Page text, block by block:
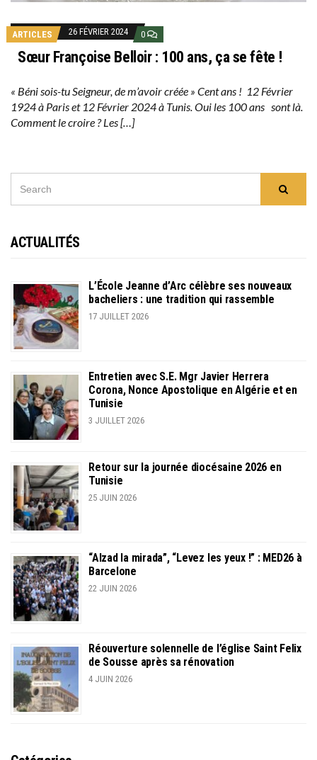
ARTICLES 26 FÉVRIER 2024 0
Sœur Françoise Belloir : 100 ans, ça se fête !
« Béni sois-tu Seigneur, de m’avoir créée » Cent ans ! 12 Février
1924 à Paris et 12 Février 2024 à Tunis. Oui les 100 ans sont là.
Comment le croire ? Les […]
ACTUALITÉS
L’École Jeanne d’Arc célèbre ses nouveaux
bacheliers : une tradition qui rassemble
17 JUILLET 2026
Entretien avec S.E. Mgr Javier Herrera
Corona, Nonce Apostolique en Algérie et en
Tunisie
3 JUILLET 2026
Retour sur la journée diocésaine 2026 en
Tunisie
25 JUIN 2026
“Alzad la mirada”, “Levez les yeux !” : MED26 à
Barcelone
22 JUIN 2026
Réouverture solennelle de l’église Saint Felix
de Sousse après sa rénovation
4 JUIN 2026